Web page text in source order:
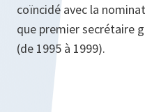
coïncidé avec la
que premier secrétaire
(de 1995 à 1999).